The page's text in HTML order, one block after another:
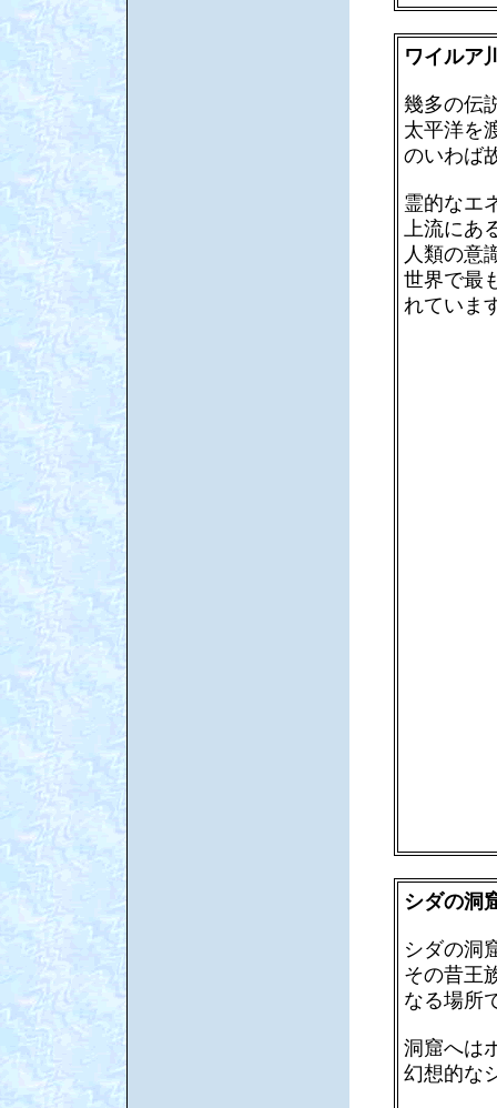
ワイルア
幾多の伝
太平洋を
のいわば
霊的なエ
上流にあ
人類の意
世界で最
れていま
シダの洞
シダの洞
その昔王
なる場所
洞窟へは
幻想的な